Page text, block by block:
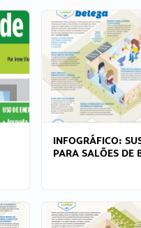
INFOGRÁFICO:
PARA SALÕES DE